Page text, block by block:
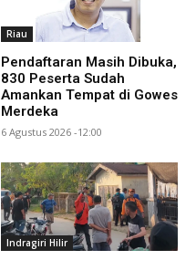
Riau
Pendaftaran Masih Dibuka,
830 Peserta Sudah
Amankan Tempat di Gowes
Merdeka
6 Agustus 2026 -12:00
Indragiri Hilir